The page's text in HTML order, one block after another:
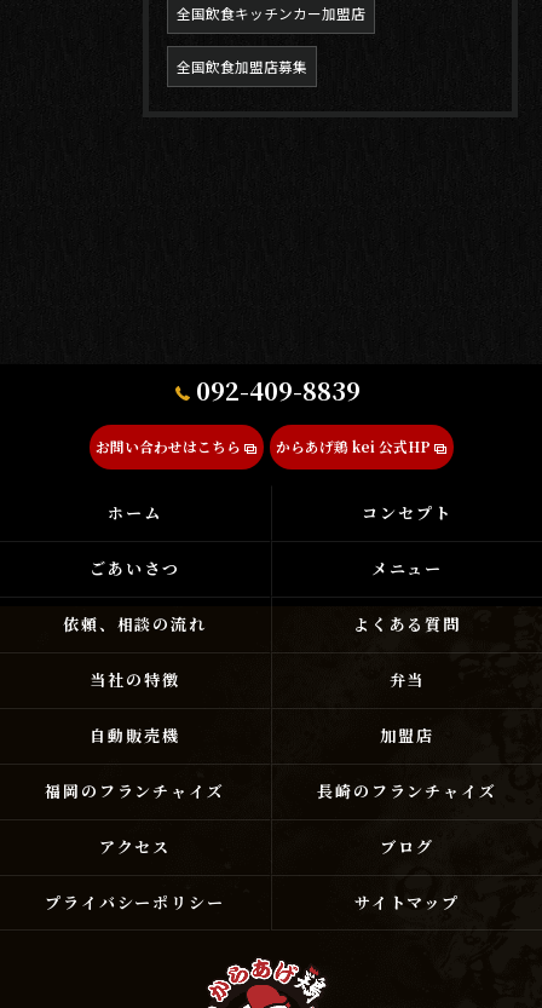
全国飲食キッチンカー加盟店
全国飲食加盟店募集
092-409-8839
お問い合わせはこちら からあげ鶏 kei 公式HP
ホーム コンセプト
ごあいさつ メニュー
依頼、相談の流れ よくある質問
当社の特徴 弁当
自動販売機 加盟店
福岡のフランチャイズ 長崎のフランチャイズ
アクセス ブログ
プライバシーポリシー サイトマップ